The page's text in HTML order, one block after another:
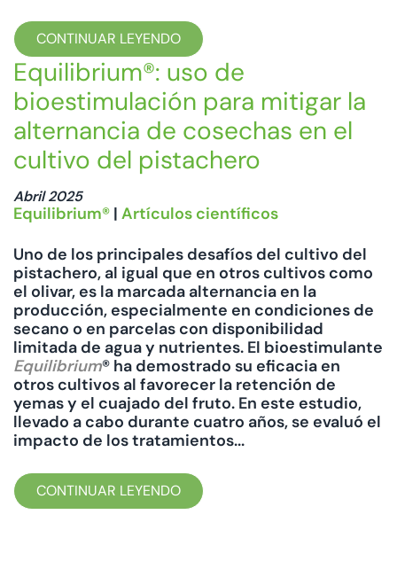
CONTINUAR LEYENDO
Equilibrium®: uso de
bioestimulación para mitigar la
alternancia de cosechas en el
cultivo del pistachero
Abril 2025
Equilibrium® | Artículos científicos
Uno de los principales desafíos del cultivo del
pistachero, al igual que en otros cultivos como
el olivar, es la marcada alternancia en la
producción, especialmente en condiciones de
secano o en parcelas con disponibilidad
limitada de agua y nutrientes. El bioestimulante
Equilibrium® ha demostrado su eficacia en
otros cultivos al favorecer la retención de
yemas y el cuajado del fruto. En este estudio,
llevado a cabo durante cuatro años, se evaluó el
impacto de los tratamientos...
CONTINUAR LEYENDO